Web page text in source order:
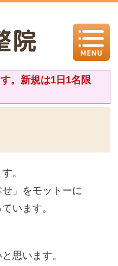
。新規は1日1名限
。
」をモットーに
います。
思います。